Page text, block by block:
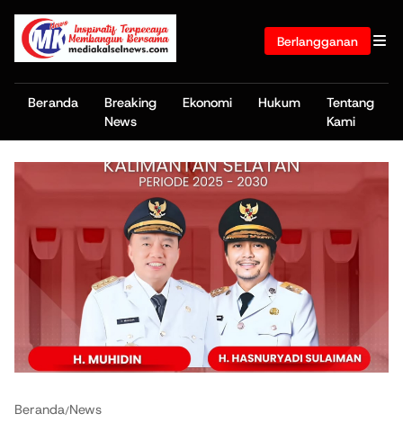
Berlangganan
Beranda
Breaking
News
Ekonomi Hukum
Tentang
Kami
Beranda/News